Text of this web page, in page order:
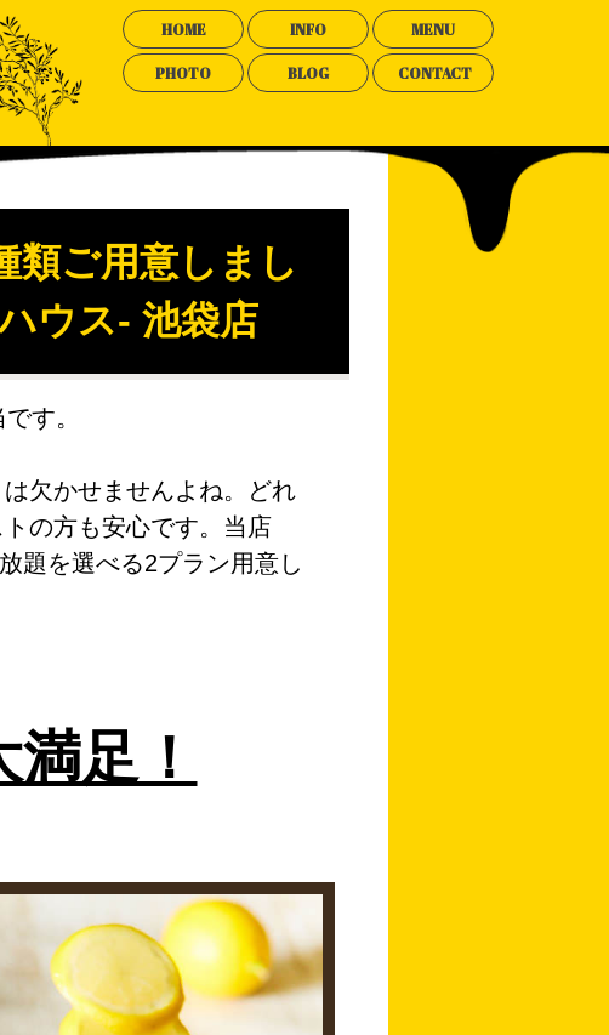
HOME INFO MENU
PHOTO BLOG CONTACT
類ご用意しまし
ウス- 池袋店
す。
欠かせませんよね。どれ
の方も安心です。当店
題を選べる2プラン用意し
足！